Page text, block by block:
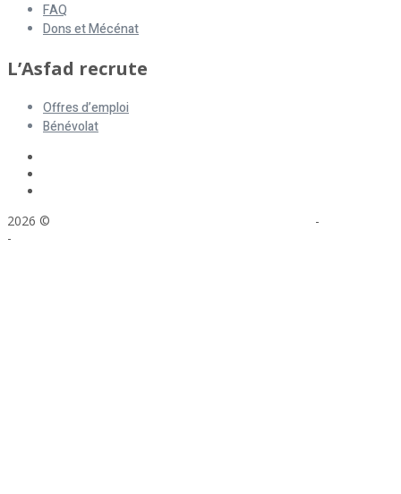
FAQ
Dons et Mécénat
L’Asfad recrute
Offres d’emploi
Bénévolat
2026 © -
-